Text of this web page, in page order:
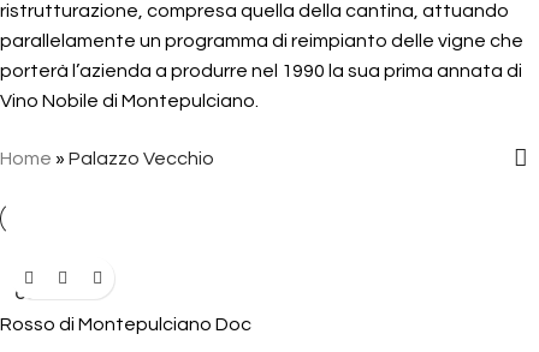
ristrutturazione, compresa quella della cantina, attuando
parallelamente un programma di reimpianto delle vigne che
porterà l’azienda a produrre nel 1990 la sua prima annata di
Vino Nobile di Montepulciano.
Home » Palazzo Vecchio
OUT
Rosso di Montepulciano Doc